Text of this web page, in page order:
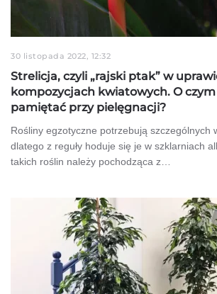
30 listopada 2022, 12:32
Strelicja, czyli „rajski ptak” w
kompozycjach kwiatowych. O
pamiętać przy pielęgnacji?
Rośliny egzotyczne potrzebują szczególnych
dlatego z reguły hoduje się je w szklarniach
takich roślin należy pochodząca z…